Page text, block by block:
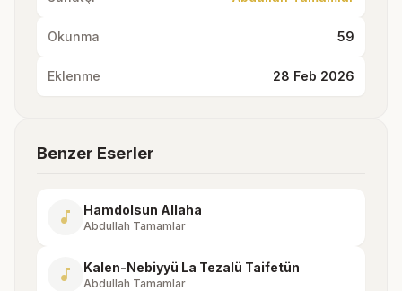
Okunma 59
Eklenme 28 Feb 2026
Benzer Eserler
music_note Hamdolsun Allaha
Abdullah Tamamlar
music_note Kalen-Nebiyyü La Tezalü Taifetün
Abdullah Tamamlar